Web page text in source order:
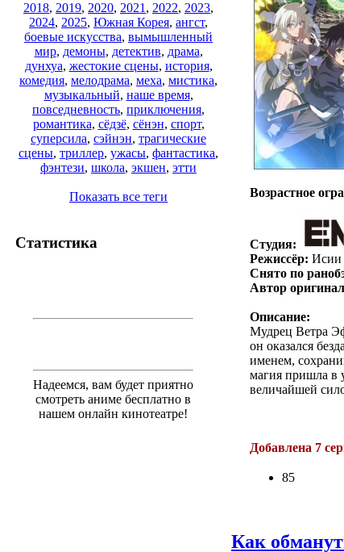
2018, 2019, 2020, 2021 , 2022, 2023,
2024, 2025, Южная Корея, ангст,
боевые искусства, вымышленный
мир, демоны, детектив, драма,
дунхуа, жестокие сцены, история,
комедия, мелодрама, меха, мистика,
музыкальный, наше время,
повседневность, приключения,
романтика, сёдзё, сёнэн, спорт,
суперсила, сэйнэн, трагические
сцены, триллер, ужасы, фантастика,
фэнтези, школа, экшен, этти
Показать все теги
Статистика
Надеемся, вам будет приятно
смотреть аниме бесплатно в
нашем онлайн кинотеатре!
Возрастное
Студия:
Режиссёр: Исии
Снято по
Автор
Описание:
Мудрец Ветра
он оказался
именем,
магия пришла в
величайшей
Добавлена 7
85
Как